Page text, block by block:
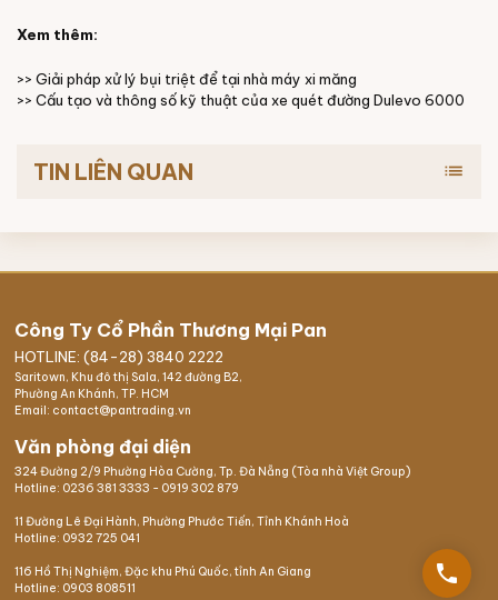
Xem thêm:
>> Giải pháp xử lý bụi triệt để tại nhà máy xi măng
>> Cấu tạo và thông số kỹ thuật của xe quét đường Dulevo 6000
TIN LIÊN QUAN list
Công Ty Cổ Phần Thương Mại Pan
HOTLINE: (84-28) 3840 2222
Saritown, Khu đô thị Sala, 142 đường B2,
Phường An Khánh, TP. HCM
Email: contact@pantrading.vn
Văn phòng đại diện
324 Đường 2/9 Phường Hòa Cường, Tp. Đà Nẵng (Tòa nhà Việt Group)
Hotline: 0236 381 3333 - 0919 302 879
11 Đường Lê Đại Hành, Phường Phước Tiến, Tỉnh Khánh Hoà
Hotline: 0932 725 041
116 Hồ Thị Nghiệm, Đặc khu Phú Quốc, tỉnh An Giang
Hotline: 0903 808511
phone